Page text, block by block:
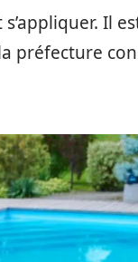
Il
préfecture